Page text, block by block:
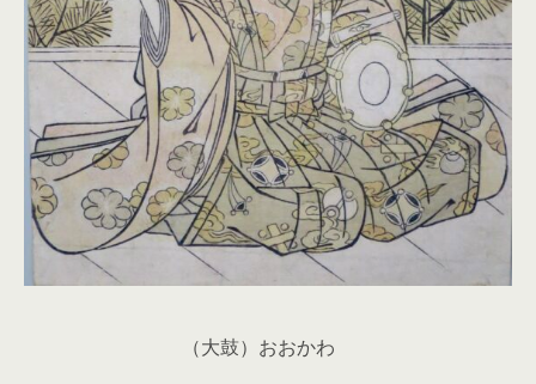
（大鼓）おおかわ